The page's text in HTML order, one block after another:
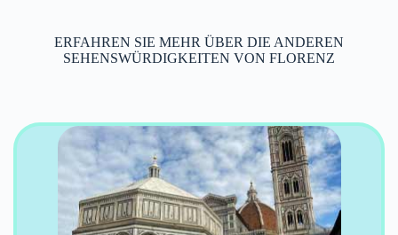
ERFAHREN SIE MEHR ÜBER DIE ANDEREN
SEHENSWÜRDIGKEITEN VON FLORENZ